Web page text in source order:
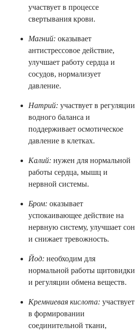
участвует в процессе
свертывания крови.
Магний: оказывает
антистрессовое действие,
улучшает работу сердца и
сосудов, нормализует
давление.
Натрий: участвует в регуляции
водного баланса и
поддерживает осмотическое
давление в клетках.
Калий: нужен для нормальной
работы сердца, мышц и
нервной системы.
Бром: оказывает
успокаивающее действие на
нервную систему, улучшает сон
и снижает тревожность.
Йод: необходим для
нормальной работы щитовидки
и регуляции обмена веществ.
Кремниевая кислота: участвует
в формировании
соединительной ткани,